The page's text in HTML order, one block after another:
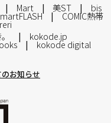
Mart 美ST bis
COMIC熱帯
kokode.jp
kokode digital
お知らせ